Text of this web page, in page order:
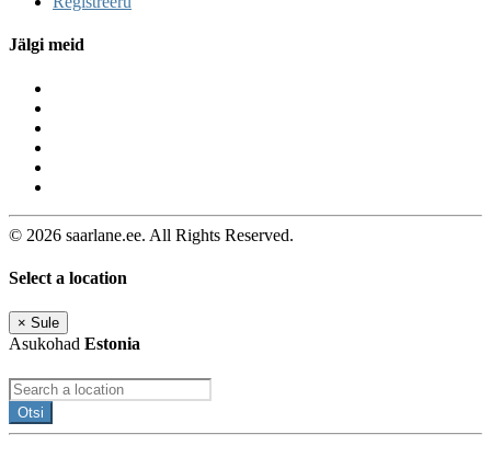
Jälgi meid
© 2026 saarlane.ee. All Rights Reserved.
Select a location
× Sule
Asukohad Estonia
Otsi